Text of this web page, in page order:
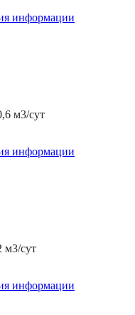
информации
м3/сут
информации
м3/сут
информации